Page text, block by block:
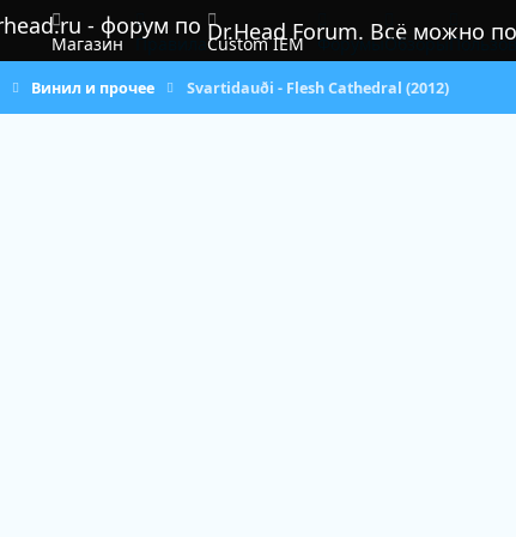
Dr.Head Forum. Всё можно
Магазин ПравилаCustom IEM ФорумыОбзоры
Винил и прочее Svartidauði - Flesh Cathedral (2012)